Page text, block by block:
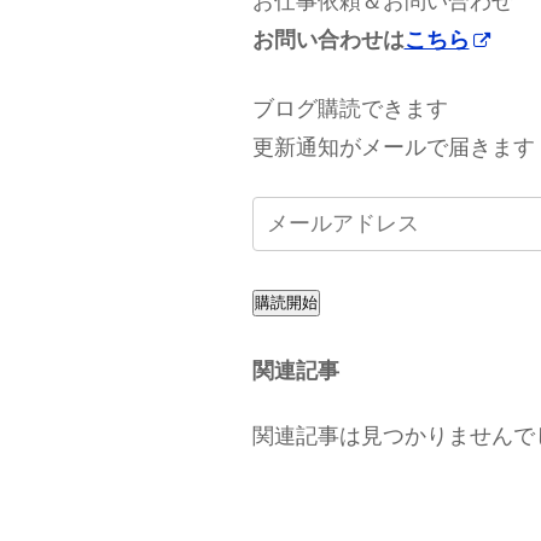
お問い合わせはこちら
ブログ購読できます
更新通知がメールで届きます
購読開始
関連記事
関連記事は見つかりませんで